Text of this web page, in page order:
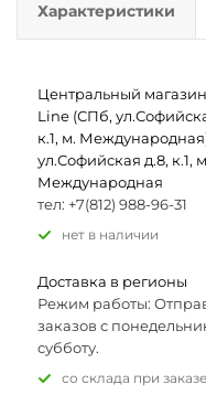
Характеристики
Центральный
Line (СПб,
к.1, м.
ул.Софийская д.8, к.1,
Международная
тел: +7(812) 988-96-31
Нет в наличии
Доставка в регионы
Режим работы:
заказов с
субботу.
Со склада при заказе